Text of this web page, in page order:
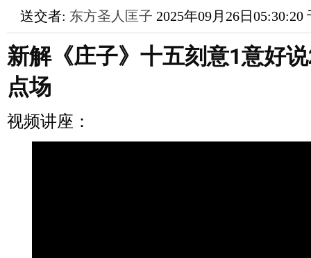
送交者: 东方圣人匡子 2025年09月26日
新解《庄子》十五刻意1意好
点场
视频讲座：